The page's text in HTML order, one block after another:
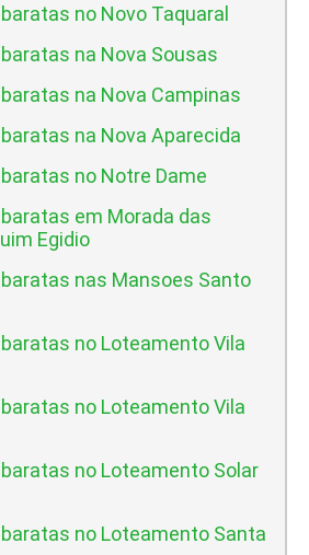
no Novo Taquaral
na Nova Sousas
na Nova Campinas
na Nova Aparecida
no Notre Dame
em Morada das
Egidio
nas Mansoes Santo
no Loteamento Vila
no Loteamento Vila
no Loteamento Solar
no Loteamento Santa